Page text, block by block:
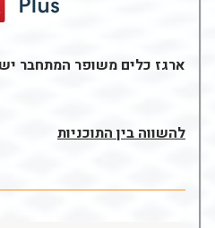
ארגז כלים משופר המתחבר
להשווה בין התוכניות